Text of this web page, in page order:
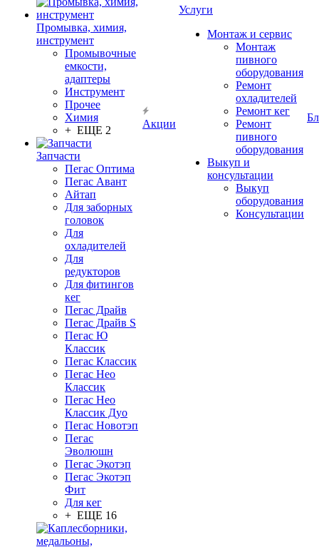
Промывка, химия,
инструмент
Промывочные
емкости,
адаптеры
Инструмент
Прочее
Химия
+ ЕЩЕ 2
Запчасти
Пегас Оптима
Пегас Авант
Айтап
Для заборных
головок
Для
охладителей
Для
редукторов
Для фитингов
кег
Пегас Драйв
Пегас Драйв S
Пегас Ю
Классик
Пегас Классик
Пегас Нео
Классик
Пегас Нео
Классик Дуо
Пегас Новотэп
Пегас
Эволюшн
Пегас Экотэп
Пегас Экотэп
Фит
Для кег
+ ЕЩЕ 16
Акции
Услуги
Монтаж и сервис
Монтаж
пивного
оборудования
Ремонт
охладителей
Ремонт кег
Ремонт
пивного
оборудования
Выкуп и
консультации
Выкуп
оборудования
Консультации